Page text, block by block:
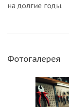
на долгие годы.
Фотогалерея